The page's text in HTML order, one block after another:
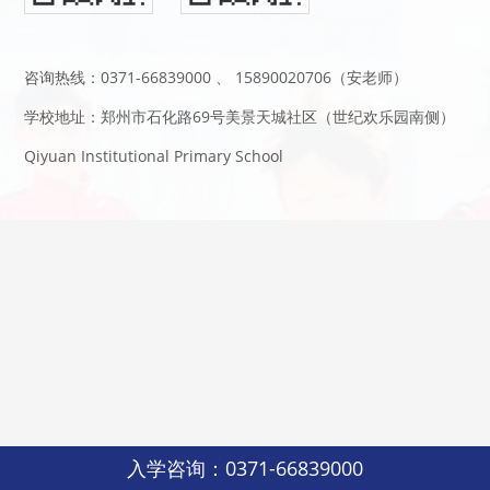
咨询热线：0371-66839000 、 15890020706（安老师）
学校地址：郑州市石化路69号美景天城社区（世纪欢乐园南侧）
Qiyuan Institutional Primary School
入学咨询：0371-66839000